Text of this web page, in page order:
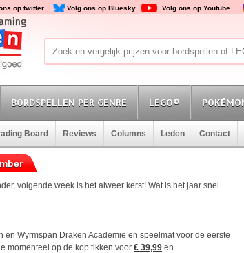
op twitter Volg ons op Bluesky Volg ons op Youtube
BORDSPELLEN PER GENRE LEGO®
Board Reviews Columns Leden Contact
volgende week is het alweer kerst! Wat is het jaar snel
Wyrmspan Draken Academie en speelmat voor de eerste
momenteel op de kop tikken voor € 39,99 en